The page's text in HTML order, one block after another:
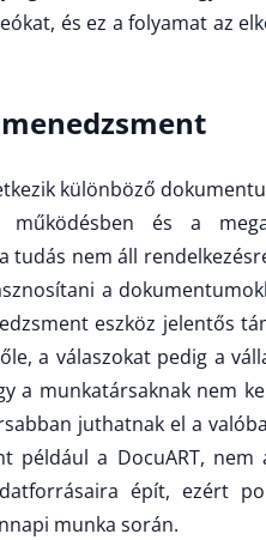
és ez a folyamat az
különböző
működésben és a
tudás nem áll
a
eszköz jelentős
a válaszokat pedig a
a munkatársaknak nem
juthatnak el a
például a DocuART, nem
épít, ezért
munka során.